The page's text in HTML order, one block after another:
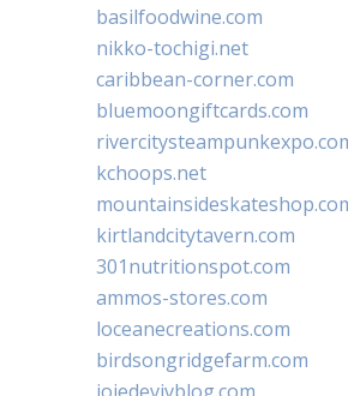
basilfoodwine.com
nikko-tochigi.net
caribbean-corner.com
bluemoongiftcards.com
kchoops.net
kirtlandcitytavern.com
301nutritionspot.com
ammos-stores.com
loceanecreations.com
birdsongridgefarm.com